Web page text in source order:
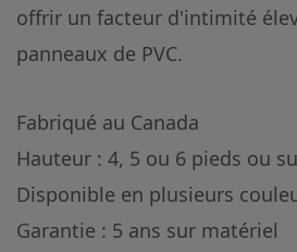
offrir un facteur d'intimité
panneaux de PVC.
Fabriqué au Canada
Hauteur : 4, 5 ou 6 pieds ou
Disponible en plusieurs
Garantie : 5 ans sur matériel